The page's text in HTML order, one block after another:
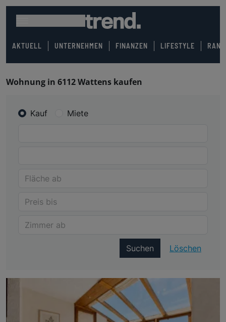
AKTUELL UNTERNEHMEN FINANZEN LIFESTYLE
Wohnung in 6112 Wattens kaufen
Kauf Miete
Suchen Löschen